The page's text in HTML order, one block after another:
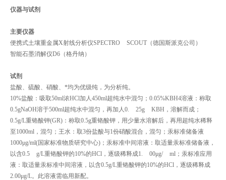
仪器与试剂
主要仪器
便携式土壤重金属X射线分析仪SPECTRO SCOUT（德国斯派克公司）
智能石墨消解仪D6（格丹纳）
试剂
盐酸、硫酸、硝酸、*均为优级纯，为分析纯。
10%盐酸：吸取50ml浓HCl加人450ml超纯水中混匀；0.05%KBH4溶液：称取
0.5gNaOH溶于500ml超纯水中混匀，再加人0. 25g KBH，溶解而成；
0.5g/L重铬酸钾(GR)：称取0.5g重铬酸钾，用少量水溶解后，再用超纯水稀释
至1000ml，混匀；王水：取3份盐酸与1份硝酸混合，混匀；汞标准储备液
1000μg/ml(国家标准物质研究中心)；汞标准中间溶液：取适量汞标准储备液，
以含0.5 g/L重铬酸钾的10%的HCl，逐级稀释成1. 00μg/ ml；汞标准应用
液：取适量汞标准中间溶液，以含0.5g/L重铬酸钾的10%的HCl，逐级稀释成
2.00μg/L。此溶液需临用新配。